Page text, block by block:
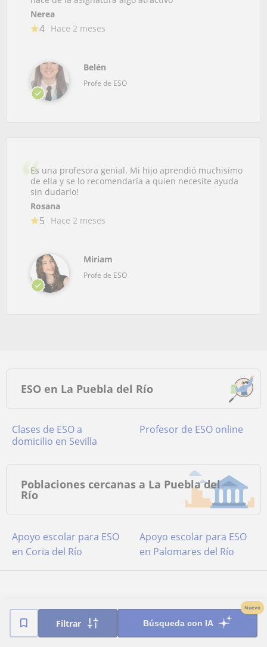
Filtrar Búsqueda con IA
Nuevo
Nerea
4 Hace 2 meses
Belén
Profe de ESO
Es una profesora genial. Mi hijo aprendió muchisimo
de ella y se lo recomendaría a quien necesite ayuda
sin dudarlo!
Rosana
5 Hace 2 meses
Miriam
Profe de ESO
ESO en La Puebla del Río
Clases de ESO a
domicilio en Sevilla
Profesor de ESO online
Poblaciones cercanas a La Puebla del
Río
Apoyo escolar para ESO
en Coria del Río
Apoyo escolar para ESO
en Palomares del Río